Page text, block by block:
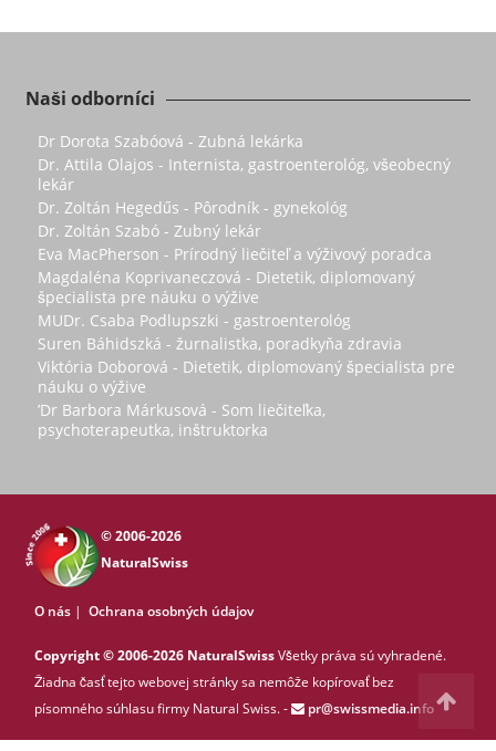
Naši odborníci
Dr Dorota Szabóová - Zubná lekárka
Dr. Attila Olajos - Internista, gastroenterológ, všeobecný
lekár
Dr. Zoltán Hegedűs - Pôrodník - gynekológ
Dr. Zoltán Szabó - Zubný lekár
Eva MacPherson - Prírodný liečiteľ a výživový poradca
Magdaléna Koprivaneczová - Dietetik, diplomovaný
špecialista pre náuku o výžive
MUDr. Csaba Podlupszki - gastroenterológ
Suren Báhidszká - žurnalistka, poradkyňa zdravia
Viktória Doborová - Dietetik, diplomovaný špecialista pre
náuku o výžive
’Dr Barbora Márkusová - Som liečiteľka,
psychoterapeutka, inštruktorka
© 2006-2026
NaturalSwiss
O nás | Ochrana osobných údajov
Copyright © 2006-2026 NaturalSwissVšetky práva sú vyhradené.
Žiadna časť tejto webovej stránky sa nemôže kopírovať bez
písomného súhlasu firmy Natural Swiss. -
pr@swissmedia.info